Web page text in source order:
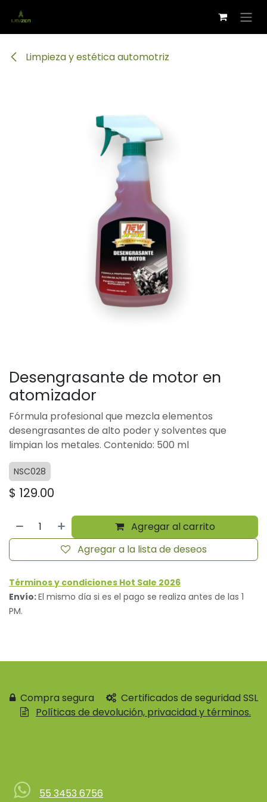
Limpieza y estética automotriz
Desengrasante de motor en
atomizador
Fórmula profesional que mezcla elementos
desengrasantes de alto poder y solventes que
limpian los metales. Contenido: 500 ml
NSC028
$ 129.00
Agregar al carrito
Agregar a la lista de deseos
Términos y condiciones Hot Sale 2026
Envío:El mismo día si es el pago se realiza antes de las 1
PM.
Compra segura
Certificados de seguridad SSL
Políticas de devolución, privacidad y términos.
55 3453 6756